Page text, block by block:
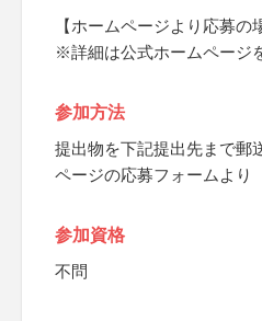
【ホームページより応募の
※詳細は公式ホームページ
参加方法
提出物を下記提出先まで郵
ページの応募フォームより
参加資格
不問